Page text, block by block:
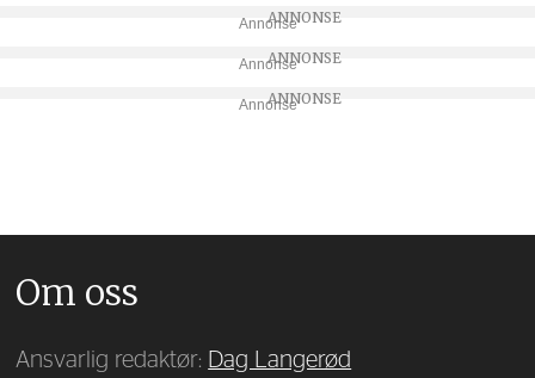
Annonse
Annonse
Annonse
Om oss
Ansvarlig redaktør: Dag Langerød